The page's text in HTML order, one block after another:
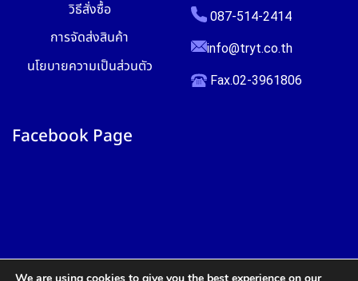
วิธีสั่งซื้อ
การจัดส่งสินค้า
นโยบายความเป็นส่วนตัว
087-514-2414
info@tryt.co.th
Fax.02-3961806
Facebook Page